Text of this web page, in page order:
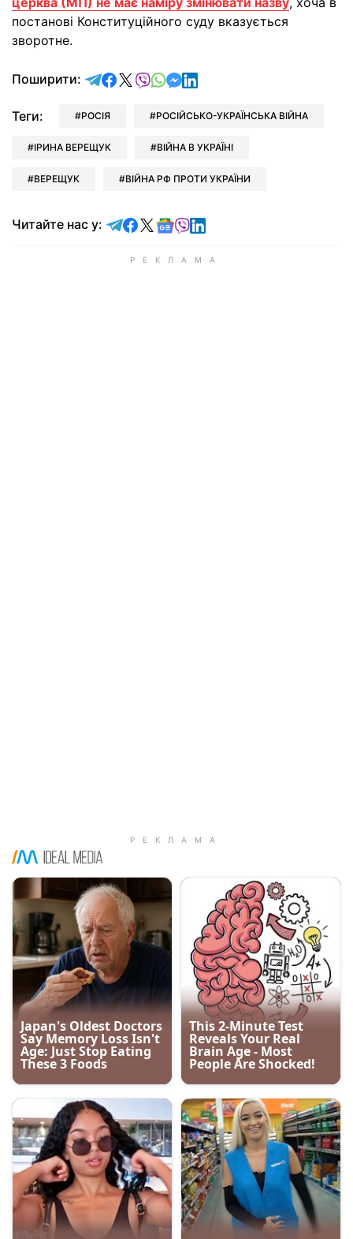
постанові Конституційного суду вказується
зворотне.
Поширити: відправити у Telegram
поділитись у Facebook
поділитись у X
відправити у Viber
відправити у Whatsapp
відправити у Messenger
відправити у LinkedIn
Теги: РОСІЯ РОСІЙСЬКО-УКРАЇНСЬКА ВІЙНА
ІРИНА ВЕРЕЩУК ВІЙНА В УКРАЇНІ
ВЕРЕЩУК ВІЙНА РФ ПРОТИ УКРАЇНИ
Читайте нас у: Читайте у Telegram
Читайте у Facebook
Читайте у X
Читайте у Google news
Читайте у Viber
Читайте у LinkedIn